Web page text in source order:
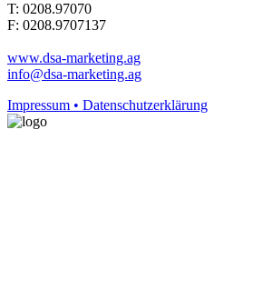
T: 0208.97070
F: 0208.9707137
www.dsa-marketing.ag
info@dsa-marketing.ag
Impressum • Datenschutzerklärung